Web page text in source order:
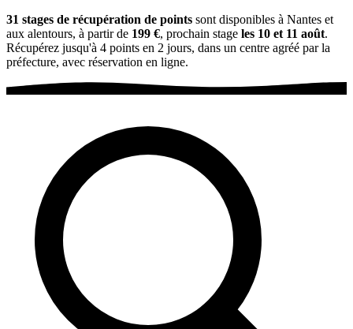
31 stages de récupération de points sont disponibles à Nantes et
aux alentours, à partir de 199 €, prochain stage les 10 et 11 août.
Récupérez jusqu'à 4 points en 2 jours, dans un centre agréé par la
préfecture, avec réservation en ligne.